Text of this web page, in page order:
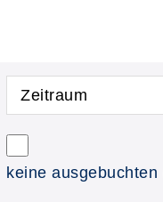
Zeitraum
keine ausgebuchten